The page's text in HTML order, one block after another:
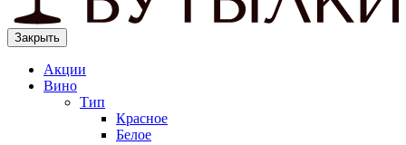
Закрыть
Акции
Вино
Тип
Красное
Белое